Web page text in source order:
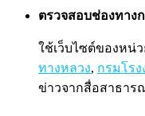
ตรวจสอบช่องทาง
ใช้เว็บไซต์ของหน่
ทางหลวง, กรมโร
ข่าวจากสื่อสาธาร